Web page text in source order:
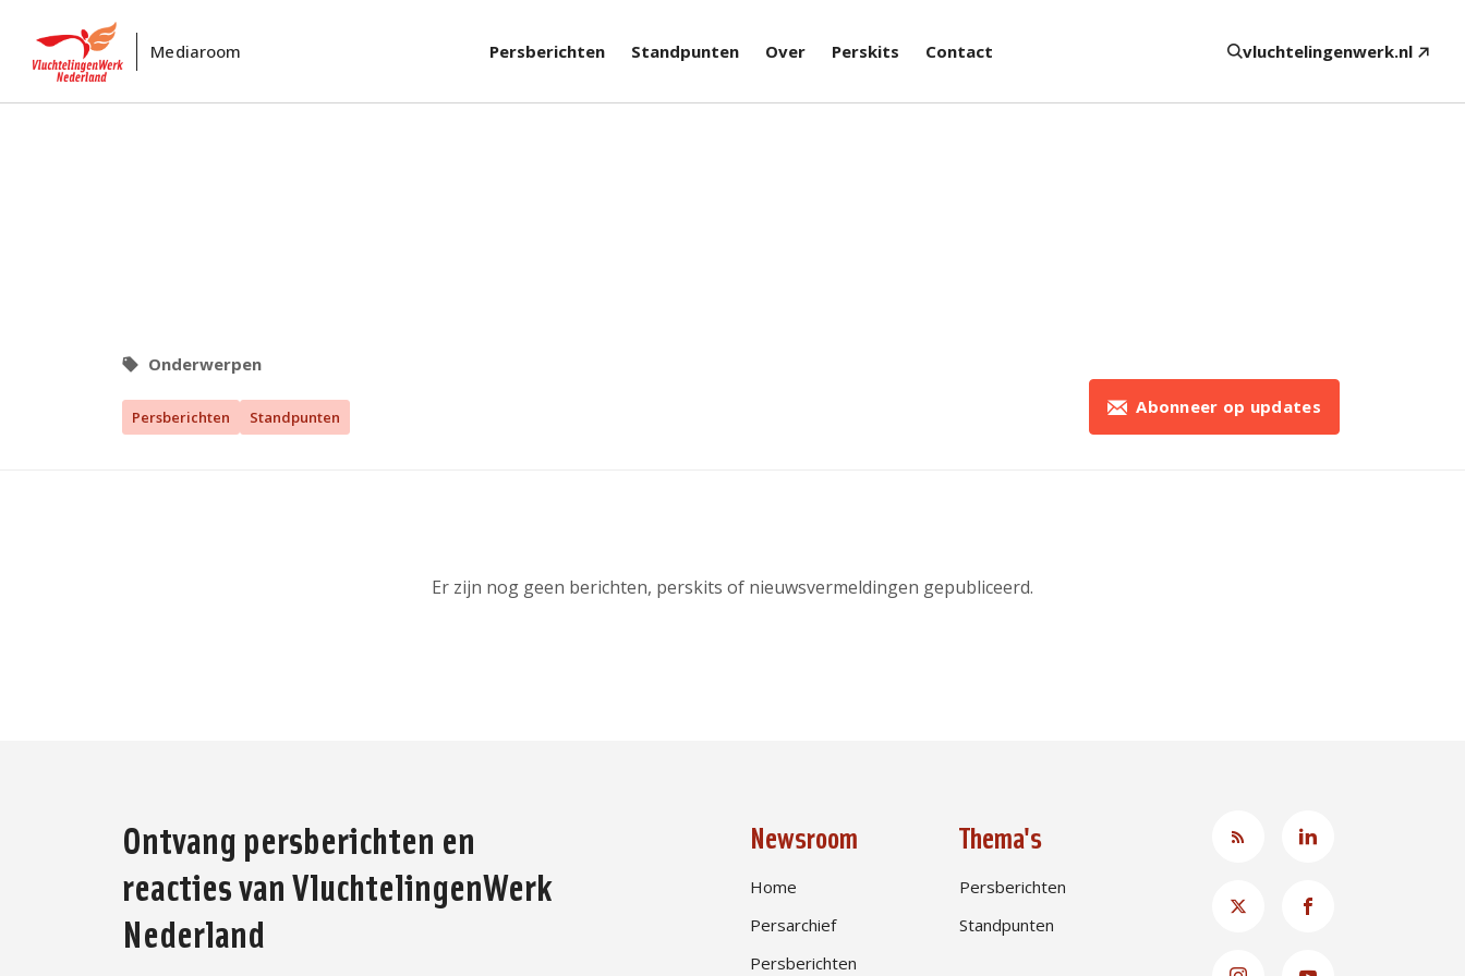
Mediaroom Persberichten Standpunten Over Perskits Contact vluchtelingenwerk.nl
Onderwerpen
Persberichten Standpunten Abonneer op updates
Er zijn nog geen berichten, perskits of nieuwsvermeldingen gepubliceerd.
Ontvang persberichten en
reacties van VluchtelingenWerk
Nederland
Newsroom
Home
Persarchief
Persberichten
Thema's
Persberichten
Standpunten